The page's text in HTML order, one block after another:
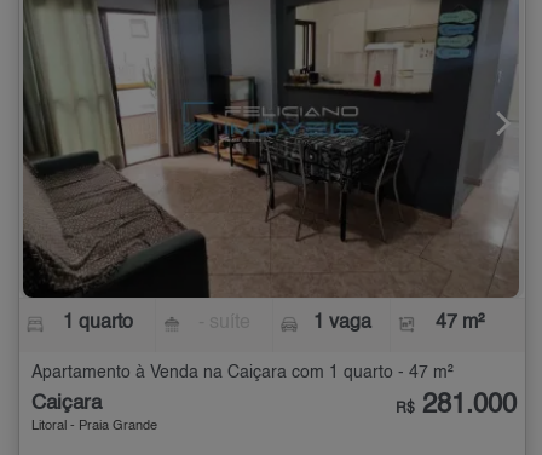
1 quarto 1 vaga 47 m²
Apartamento à Venda na Caiçara com 1 quarto - 47 m²
Caiçara
Litoral - Praia Grande
R$ 281.000